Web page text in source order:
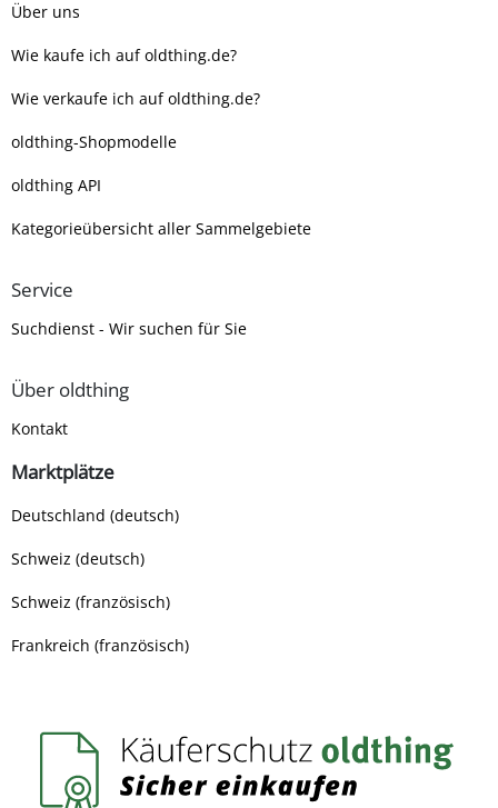
Über uns
Wie kaufe ich auf oldthing.de?
Wie verkaufe ich auf oldthing.de?
oldthing-Shopmodelle
oldthing API
Kategorieübersicht aller Sammelgebiete
Service
Suchdienst - Wir suchen für Sie
Über oldthing
Kontakt
Marktplätze
Deutschland (deutsch)
Schweiz (deutsch)
Schweiz (französisch)
Frankreich (französisch)